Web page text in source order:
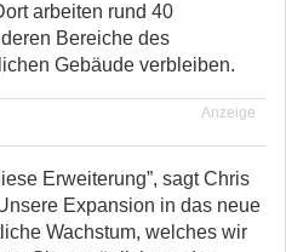
arbeiten rund 40
Bereiche des
Gebäude verbleiben.
Anzeige
Erweiterung”, sagt Chris
Expansion in das neue
Wachstum, welches wir